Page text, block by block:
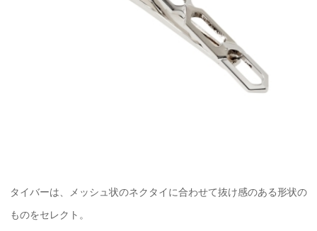
タイバーは、メッシュ状のネクタイに合わせて抜け感のある形状の
ものをセレクト。